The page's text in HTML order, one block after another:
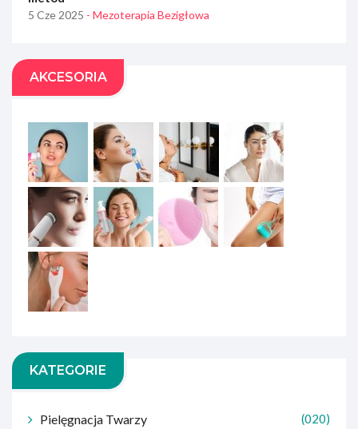
5 Cze 2025 - Mezoterapia Bezigłowa
AKCESORIA
KATEGORIE
Pielęgnacja Twarzy (020)